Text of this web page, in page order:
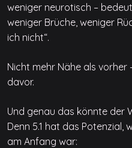
weniger neurotisch –
weniger Brüche, weniger
ich nicht“.
Nicht mehr Nähe als vorher
davor.
Und genau das könnte der
Denn 5.1 hat das Potenzial,
am Anfang war: